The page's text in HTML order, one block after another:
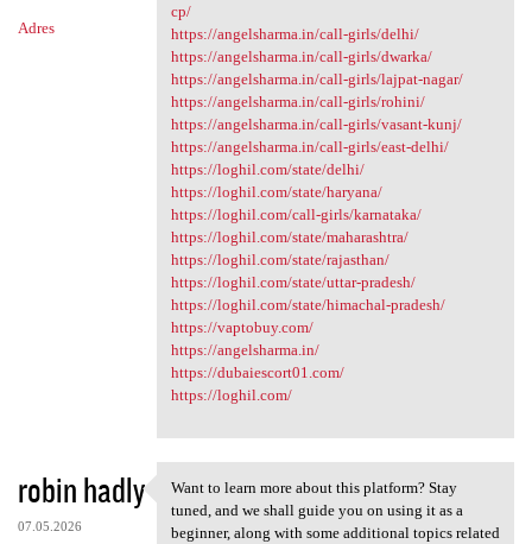
Adres
cp/
https://angelsharma.in/call-girls/delhi/
https://angelsharma.in/call-girls/dwarka/
https://angelsharma.in/call-girls/lajpat-nagar/
https://angelsharma.in/call-girls/rohini/
https://angelsharma.in/call-girls/vasant-kunj/
https://angelsharma.in/call-girls/east-delhi/
https://loghil.com/state/delhi/
https://loghil.com/state/haryana/
https://loghil.com/call-girls/karnataka/
https://loghil.com/state/maharashtra/
https://loghil.com/state/rajasthan/
https://loghil.com/state/uttar-pradesh/
https://loghil.com/state/himachal-pradesh/
https://vaptobuy.com/
https://angelsharma.in/
https://dubaiescort01.com/
https://loghil.com/
robin hadly
07.05.2026
Want to learn more about this
Want to learn more about this platform? Stay
tuned, and we shall guide you on using it as a
beginner, along with some additional topics related